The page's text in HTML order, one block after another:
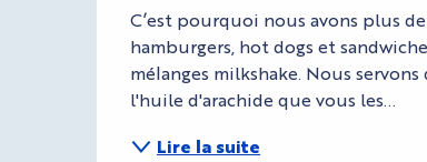
C’est pourquoi nous avons plus
hamburgers, hot dogs et
mélanges milkshake. Nous
l'huile d'arachide que vous les...
Lire la suite